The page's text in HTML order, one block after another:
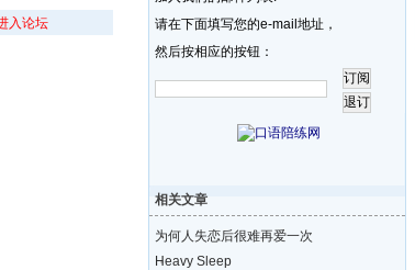
入论坛
请在下面填写您的e-mail地址，
然后按相应的按钮：
相关文章
为何人失恋后很难再爱一次
Heavy Sleep